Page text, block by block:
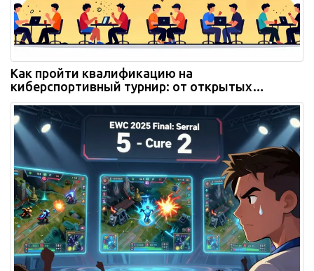
Как пройти квалификацию на
киберспортивный турнир: от открытых
отборов до финала